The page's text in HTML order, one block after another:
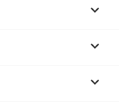


